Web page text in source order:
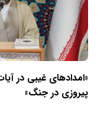
«امدادهای غیبی در
پیروزی در جنگ»